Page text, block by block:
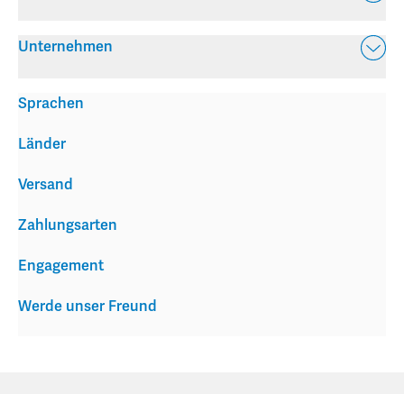
Unternehmen
Versand
Zahlungsarten
Engagement
Werde unser Freund
Sprachen
Länder